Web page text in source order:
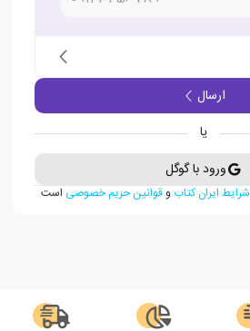
ارسال
یا
ورود با گوگل
شرایط ایران کتاب وقوانین حریم خصوصی است